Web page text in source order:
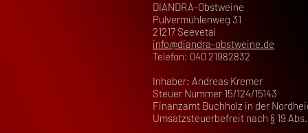
DIANDRA-Obstweine
Pulvermühlenweg 31
21217 Seevetal
info@diandra-obstweine.de
Telefon: 040 21982832
Inhaber: Andreas Kremer
Steuer Nummer 15/124/15143
Finanzamt Buchholz in der
Umsatzsteuerbefreit nach § 19 Abs.